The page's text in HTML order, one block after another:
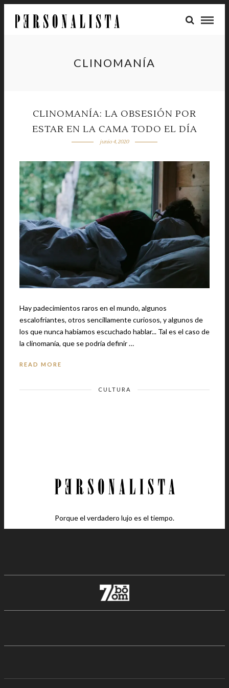
CLINOMANÍA
CLINOMANÍA: LA OBSESIÓN POR
ESTAR EN LA CAMA TODO EL DÍA
junio 4, 2020
Hay padecimientos raros en el mundo, algunos
escalofriantes, otros sencillamente curiosos, y algunos de
los que nunca habíamos escuchado hablar... Tal es el caso de
la clinomanía, que se podría definir …
READ MORE
CULTURA
Porque el verdadero lujo es el tiempo.